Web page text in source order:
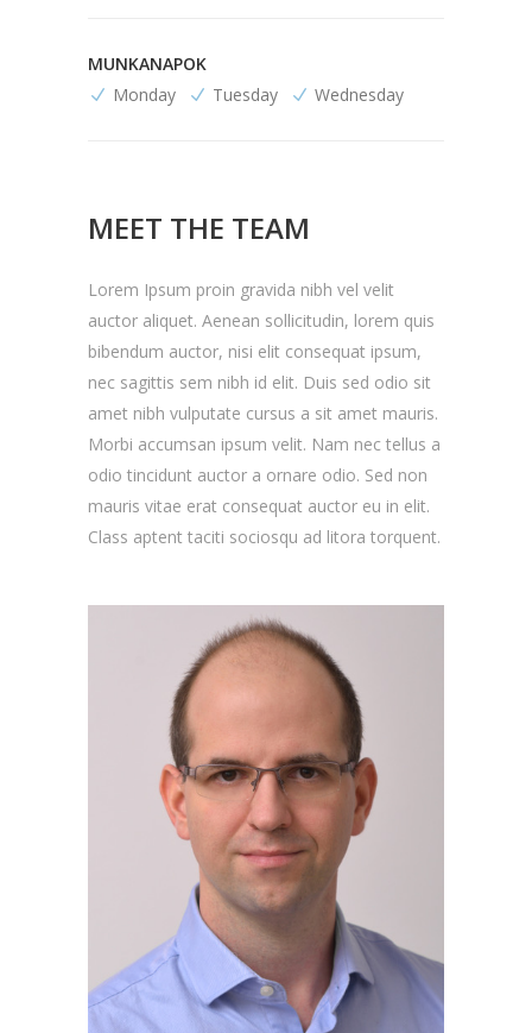
MUNKANAPOK
Monday
Tuesday Wednesday
MEET THE TEAM
Lorem Ipsum proin gravida nibh vel velit
auctor aliquet. Aenean sollicitudin, lorem quis
bibendum auctor, nisi elit consequat ipsum,
nec sagittis sem nibh id elit. Duis sed odio sit
amet nibh vulputate cursus a sit amet mauris.
Morbi accumsan ipsum velit. Nam nec tellus a
odio tincidunt auctor a ornare odio. Sed non
mauris vitae erat consequat auctor eu in elit.
Class aptent taciti sociosqu ad litora torquent.